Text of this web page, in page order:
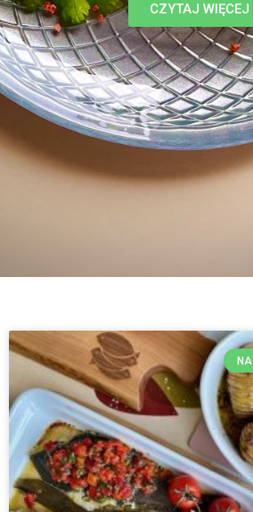
CZYTAJ WIĘCEJ